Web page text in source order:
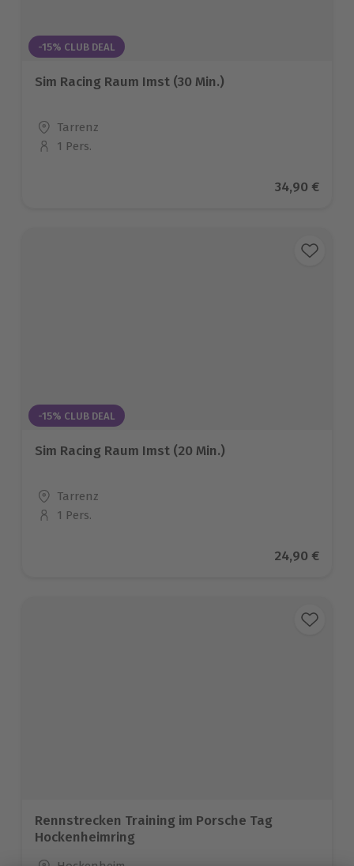
-15% CLUB DEAL
Sim Racing Raum Imst (30 Min.)
Standort
Tarrenz
Anzahl der Teilnehmer
1 Pers.
Aktueller
34,90 €
-15% CLUB DEAL
Sim Racing Raum Imst (20 Min.)
Standort
Tarrenz
Anzahl der Teilnehmer
1 Pers.
Aktueller
24,90 €
Rennstrecken Training im Porsche Tag
Hockenheimring